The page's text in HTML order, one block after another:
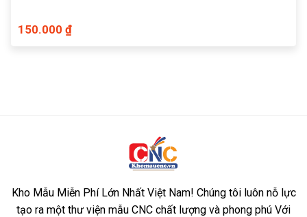
150.000 ₫
Kho Mẫu Miễn Phí Lớn Nhất Việt Nam! Chúng tôi luôn nỗ lực
tạo ra một thư viện mẫu CNC chất lượng và phong phú Với